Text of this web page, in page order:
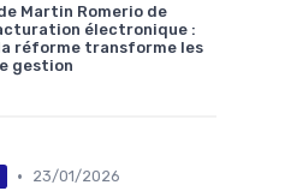
Martin Romerio de
électronique :
réforme transforme les
gestion
•
23/01/2026